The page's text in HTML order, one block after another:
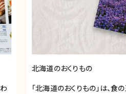
北海道のおくりもの
「北海道のおくりもの」は、食の王